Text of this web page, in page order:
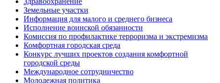
Земельные участки
Информация для малого и среднего бизнеса
Исполнение воинской обязанности
Комиссия по профилактике терроризма и экстремизма
Комфортная городская среда
Конкурс лучших проектов создания комфортной
городской среды
Международное сотрудничество
Молодежная политика